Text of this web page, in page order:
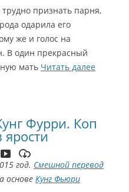
признать парня,
одарила его
же и голос на
В один прекрасный
мать Читать далее
Фурри. Коп
ярости
год. Смешной перевод
основе Кунг Фьюри